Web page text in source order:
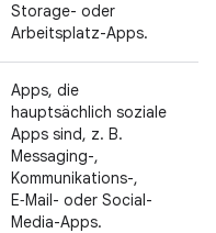
Storage- oder
Arbeitsplatz-Apps.
Apps, die
hauptsächlich soziale
Apps sind, z. B.
Messaging-,
Kommunikations-,
E‑Mail- oder Social-
Media-Apps.